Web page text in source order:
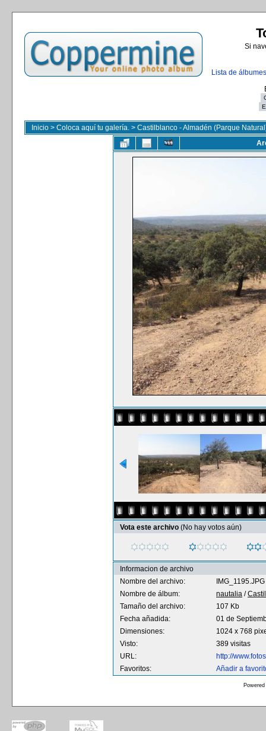
Si
Lista de álbumes
Inicio > Coloca aquí tu galería. > Castilblanco - Almadén (Parque
Vota este archivo (No hay votos aún)
Informacion de archivo
Nombre del archivo:
IMG_1195.JPG
Nombre de álbum:
nautalia /
Tamaño del archivo:
107 Kb
Fecha añadida:
01 de
Dimensiones:
1024 x 768
Visto:
389 visitas
URL:
http://
Favoritos:
Añadir a